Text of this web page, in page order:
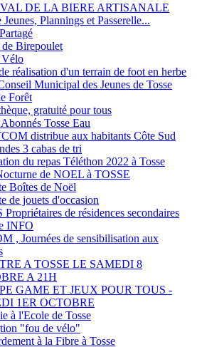
DE LA BIERE ARTISANALE
Jeunes, Plannings et Passerelle...
Birepoulet
Vélo
réalisation d'un terrain de foot en herbe
Municipal des Jeunes de Tosse
Forêt
gratuité pour tous
Tosse Eau
distribue aux habitants Côte Sud
3 cabas de tri
du repas Téléthon 2022 à Tosse
de NOEL à TOSSE
Boîtes de Noël
de jouets d'occasion
de résidences secondaires
INFO
, Journées de sensibilisation aux
A TOSSE LE SAMEDI 8
A 21H
GAME ET JEUX POUR TOUS -
1ER OCTOBRE
à l'Ecole de Tosse
"fou de vélo"
à la Fibre à Tosse